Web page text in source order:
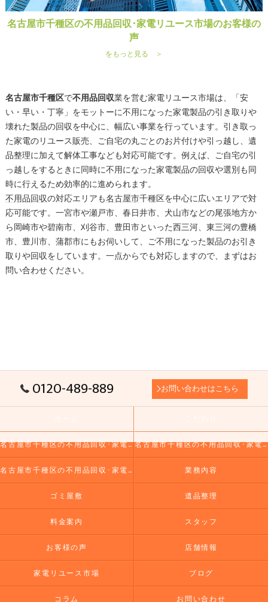
名古屋市千種区の不用品回収･家電リユース市場のお客様の
声
をもっと見る ＞
名古屋市千種区で不用品回収業を営む家電リユース市場は、「安
い・早い・丁寧」をモットーに不用になった家電製品の引き取りや
壊れた製品の回収を中心に、幅広い事業を行っています。引き取っ
た家電のリユース販売、ご自宅の丸ごとのお片付けや引っ越し、遺
品整理に加えて解体工事なども対応可能です。例えば、ご自宅の引
っ越しをするときに同時に不用になった家電製品の回収や選別も同
時に行えるため効率的に進められます。
不用品回収の対応エリアも名古屋市千種区を中心に広いエリアで対
応可能です。一宮市や瀬戸市、春日井市、犬山市などの尾張地方か
ら岡崎市や碧南市、刈谷市、豊田市といった西三河、東三河の豊橋
市、豊川市、蒲郡市にもお伺いして、ご不用になった製品のお引き
取りや回収をしています。一点からでも対応しますので、まずはお
問い合わせください。
0120-489-889 お問い合わせはこちら
名古屋市千種区の不用品回収･家電リユース市場の口コミ情報 名古屋市千種区の不用品回収･家電リユース市場の評判
名古屋市千種区の不用品回収･家電リユース市場のお客様の声 業務内容
ゴミ屋敷 遺品整理
料金案内 スタッフ
お客様の声 店舗情報
家電リユース市場 ブログ
コラム お問い合わせ